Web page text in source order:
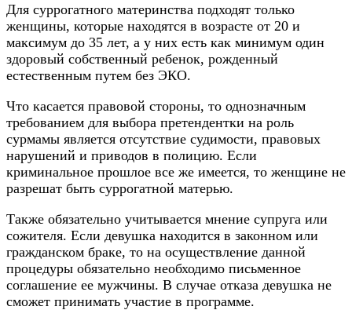
Для суррогатного материнства подходят только
женщины, которые находятся в возрасте от 20 и
максимум до 35 лет, а у них есть как минимум один
здоровый собственный ребенок, рожденный
естественным путем без ЭКО.
Что касается правовой стороны, то однозначным
требованием для выбора претендентки на роль
сурмамы является отсутствие судимости, правовых
нарушений и приводов в полицию. Если
криминальное прошлое все же имеется, то женщине не
разрешат быть суррогатной матерью.
Также обязательно учитывается мнение супруга или
сожителя. Если девушка находится в законном или
гражданском браке, то на осуществление данной
процедуры обязательно необходимо письменное
соглашение ее мужчины. В случае отказа девушка не
сможет принимать участие в программе.